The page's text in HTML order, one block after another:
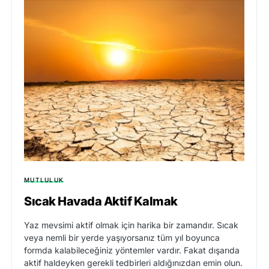
MUTLULUK
Sıcak Havada Aktif Kalmak
Yaz mevsimi aktif olmak için harika bir zamandır. Sıcak
veya nemli bir yerde yaşıyorsanız tüm yıl boyunca
formda kalabileceğiniz yöntemler vardır. Fakat dışarıda
aktif haldeyken gerekli tedbirleri aldığınızdan emin olun.